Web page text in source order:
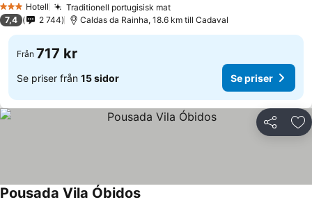
3 StjärnorHotell Traditionell portugisisk mat
7,4 2 744 Caldas da Rainha, 18.6 km till Cadaval
Från 717 kr
Se priser från 15 sidor Se priser
Dela
Pousada Vila Óbidos